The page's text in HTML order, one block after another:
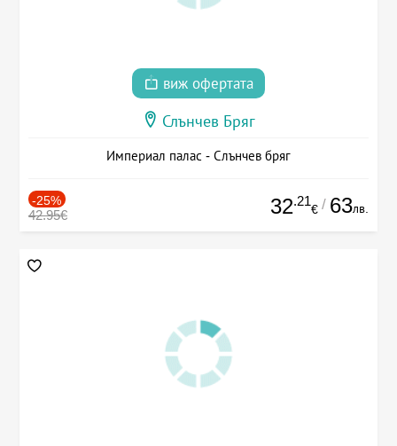
виж офертата
Слънчев Бряг
Империал палас - Слънчев бряг
-25%
42.95€ 32.21
€ / 63лв.